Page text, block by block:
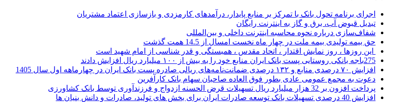
اجرای برنامه تحول بانک با تمرکز بر منابع پایدار، درآمدهای کارمزدی و بازسازی اعتماد مشتریان
تبدیل قبوض آب، برق و گاز به اینترنت رایگان
شفاف‌سازی درباره نحوه محاسبه اینترنت داخلی و بین‌المللی
حق بیمه تولیدی بیمه ملت در چهار ماه نخست امسال از 14.5 همت گذشت
این روزها ، روز نمایش اقتدار ، اتحاد مقدس ، همبستگی و قدر شناسی از امام شهید است
275باجه بانکی روستایی پست بانک ایران منابع خود را به بیش از ۱۰۰ میلیارد ریال افزایش دادند
افزایش ۷۰ درصدی منابع و ۱۳۲ درصدی ضمانت‌نامه‌های ریالی صادره پست بانک ایران در چهارماهه اول سال 1405
دعوت به مجمع عمومی عادی بطور فوق العاده صاحبان سهام بانک کارآفرین
پرداخت افزون بر 32 هزار میلیارد ریال تسهیلات قرض الحسنه ازدواج و فرزندآوری توسط بانک کشاورزی
افزایش 40 درصدی تسهیلات بانک توسعه صادرات ایران برای بخش های تولید، صادرات و دانش بنیان ها